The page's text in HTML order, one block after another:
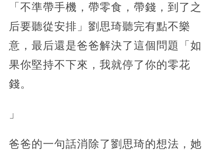
「不準帶手機，帶零食，帶錢，到了之
后要聽從安排」劉思琦聽完有點不樂
意，最后還是爸爸解決了這個問題「如
果你堅持不下來，我就停了你的零花
錢。
」
爸爸的一句話消除了劉思琦的想法，她